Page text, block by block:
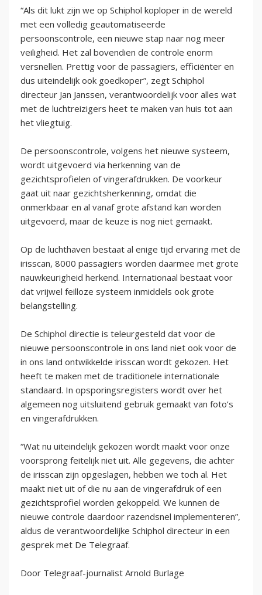
“Als dit lukt zijn we op Schiphol koploper in de wereld
met een volledig geautomatiseerde
persoonscontrole, een nieuwe stap naar nog meer
veiligheid. Het zal bovendien de controle enorm
versnellen. Prettig voor de passagiers, efficiënter en
dus uiteindelijk ook goedkoper”, zegt Schiphol
directeur Jan Janssen, verantwoordelijk voor alles wat
met de luchtreizigers heet te maken van huis tot aan
het vliegtuig.
De persoonscontrole, volgens het nieuwe systeem,
wordt uitgevoerd via herkenning van de
gezichtsprofielen of vingerafdrukken. De voorkeur
gaat uit naar gezichtsherkenning, omdat die
onmerkbaar en al vanaf grote afstand kan worden
uitgevoerd, maar de keuze is nog niet gemaakt.
Op de luchthaven bestaat al enige tijd ervaring met de
irisscan, 8000 passagiers worden daarmee met grote
nauwkeurigheid herkend. Internationaal bestaat voor
dat vrijwel feilloze systeem inmiddels ook grote
belangstelling.
De Schiphol directie is teleurgesteld dat voor de
nieuwe persoonscontrole in ons land niet ook voor de
in ons land ontwikkelde irisscan wordt gekozen. Het
heeft te maken met de traditionele internationale
standaard. In opsporingsregisters wordt over het
algemeen nog uitsluitend gebruik gemaakt van foto’s
en vingerafdrukken.
“Wat nu uiteindelijk gekozen wordt maakt voor onze
voorsprong feitelijk niet uit. Alle gegevens, die achter
de irisscan zijn opgeslagen, hebben we toch al. Het
maakt niet uit of die nu aan de vingerafdruk of een
gezichtsprofiel worden gekoppeld. We kunnen de
nieuwe controle daardoor razendsnel implementeren”,
aldus de verantwoordelijke Schiphol directeur in een
gesprek met De Telegraaf.
Door Telegraaf-journalist Arnold Burlage